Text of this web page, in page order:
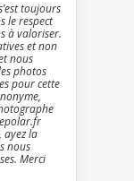
toujours
le respect
à valoriser.
et non
nous
photos
pour cette
ayez la
nous
Merci